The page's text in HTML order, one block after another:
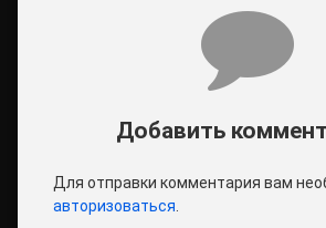
Добавить
Для отправки комментария вам
авторизоваться